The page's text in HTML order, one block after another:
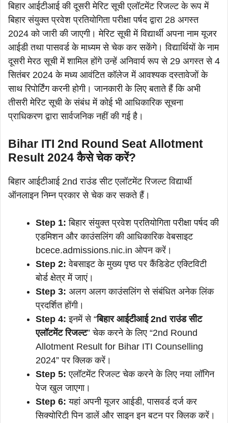
बिहार आईटीआई की दूसरी मेरिट सूची एलॉटमेंट रिजल्ट के रूप में
बिहार संयुक्त प्रवेश प्रतियोगिता परीक्षा पर्षद द्वारा 28 अगस्त
2024 को जारी की जाएगी। मेरिट सूची में विद्यार्थी अपना नाम यूजर
आईडी तथा पासवर्ड के माध्यम से चेक कर सकेंगे। विद्यार्थियों के नाम
दूसरी मेरठ सूची में शामिल होंगे उन्हें अनिवार्य रूप से 29 अगस्त से 4
सितंबर 2024 के मध्य आवंटित कॉलेज में आवश्यक दस्तावेजों के
साथ रिपोर्टिंग करनी होगी। जानकारी के लिए बताते हैं कि अभी
तीसरी मेरिट सूची के संबंध में कोई भी आधिकारिक सूचना
प्राधिकरण द्वारा सार्वजनिक नहीं की गई है।
Bihar ITI 2nd Round Seat Allotment
Result 2024 कैसे चेक करें?
बिहार आईटीआई 2nd राउंड सीट एलॉटमेंट रिजल्ट विद्यार्थी
ऑनलाइन निम्न प्रकार से चेक कर सकते हैं।
Step 1:बिहार संयुक्त प्रवेश प्रतियोगिता परीक्षा पर्षद की
एडमिशन और काउंसलिंग की आधिकारिक वेबसाइट
bcece.admissions.nic.in ओपन करें।
Step 2: वेबसाइट के मुख्य पृष्ठ पर कैंडिडेट एक्टिविटी
बोर्ड क्षेत्र में जाएं।
Step 3: अलग अलग काउंसलिंग से संबंधित अनेक लिंक
प्रदर्शित होंगी।
Step 4:इनमें से “बिहार आईटीआई 2nd राउंड सीट
एलॉटमेंट रिजल्ट” चेक करने के लिए “2nd Round
Allotment Result for Bihar ITI Counselling
2024” पर क्लिक करें।
Step 5: एलॉटमेंट रिजल्ट चेक करने के लिए नया लॉगिन
पेज खुल जाएगा।
Step 6:यहां अपनी यूजर आईडी, पासवर्ड दर्ज कर
सिक्योरिटी पिन डालें और साइन इन बटन पर क्लिक करें।